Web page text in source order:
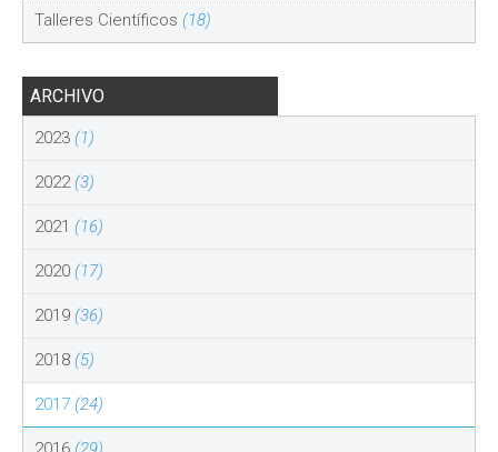
Talleres Científicos (18)
ARCHIVO
2023 (1)
2022(3)
2021 (16)
2020 (17)
2019 (36)
2018 (5)
2017 (24)